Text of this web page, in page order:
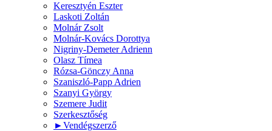
Keresztyén Eszter
Laskoti Zoltán
Molnár Zsolt
Molnár-Kovács Dorottya
Nigriny-Demeter Adrienn
Olasz Tímea
Rózsa-Gönczy Anna
Szaniszló-Papp Adrien
Szanyi György
Szemere Judit
Szerkesztőség
►Vendégszerző